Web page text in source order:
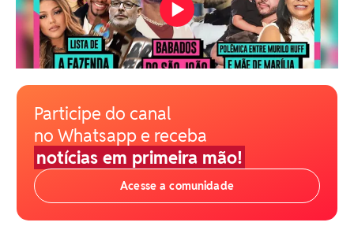
Participe do canal
no Whatsapp e receba
notícias em primeira mão!
Acesse a comunidade